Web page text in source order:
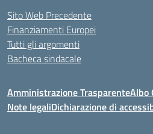
Sito Web Precedente
Finanziamenti Europei
Tutti gli argomenti
Bacheca sindacale
Amministrazione TrasparenteAlbo
Note legaliDichiarazione di